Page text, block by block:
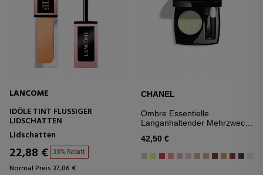
LANCOME
IDÔLE TINT FLÜSSIGER
LIDSCHATTEN
Lidschatten
22,88 € 38% Rabatt
Normal Preis 37,06 €
CHANEL
Ombre Essentielle
Langanhaltender Mehrzweck-
42,50 €